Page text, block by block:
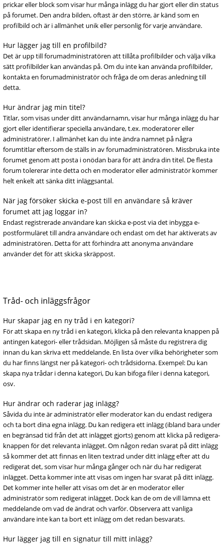
prickar eller block som visar hur många inlägg du har gjort eller din status
på forumet. Den andra bilden, oftast är den större, är känd som en
profilbild och är i allmänhet unik eller personlig för varje användare.
Hur lägger jag till en profilbild?
Det är upp till forumadministratören att tillåta profilbilder och välja vilka
sätt profilbilder kan användas på. Om du inte kan använda profilbilder,
kontakta en forumadministratör och fråga de om deras anledning till
detta.
Hur ändrar jag min titel?
Titlar, som visas under ditt användarnamn, visar hur många inlägg du har
gjort eller identifierar speciella användare, t.ex. moderatorer eller
administratörer. I allmänhet kan du inte ändra namnet på några
forumtitlar eftersom de ställs in av forumadministratören. Missbruka inte
forumet genom att posta i onödan bara för att ändra din titel. De flesta
forum tolererar inte detta och en moderator eller administratör kommer
helt enkelt att sänka ditt inläggsantal.
När jag försöker skicka e-post till en användare så kräver
forumet att jag loggar in?
Endast registrerade användare kan skicka e-post via det inbygga e-
postformuläret till andra användare och endast om det har aktiverats av
administratören. Detta för att förhindra att anonyma användare
använder det för att skicka skräppost.
Tråd- och inläggsfrågor
Hur skapar jag en ny tråd i en kategori?
För att skapa en ny tråd i en kategori, klicka på den relevanta knappen på
antingen kategori- eller trådsidan. Möjligen så måste du registrera dig
innan du kan skriva ett meddelande. En lista över vilka behörigheter som
du har finns längst ner på kategori- och trådsidorna. Exempel: Du kan
skapa nya trådar i denna kategori, Du kan bifoga filer i denna kategori,
osv.
Hur ändrar och raderar jag inlägg?
Såvida du inte är administratör eller moderator kan du endast redigera
och ta bort dina egna inlägg. Du kan redigera ett inlägg (ibland bara under
en begränsad tid från det att inlägget gjorts) genom att klicka på redigera-
knappen för det relevanta inlägget. Om någon redan svarat på ditt inlägg
så kommer det att finnas en liten textrad under ditt inlägg efter att du
redigerat det, som visar hur många gånger och när du har redigerat
inlägget. Detta kommer inte att visas om ingen har svarat på ditt inlägg.
Det kommer inte heller att visas om det är en moderator eller
administratör som redigerat inlägget. Dock kan de om de vill lämna ett
meddelande om vad de ändrat och varför. Observera att vanliga
användare inte kan ta bort ett inlägg om det redan besvarats.
Hur lägger jag till en signatur till mitt inlägg?